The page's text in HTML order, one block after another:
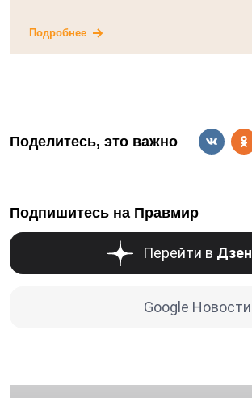
Подробнее
Поделитесь, это важно
Подпишитесь на Правмир
Перейти в Дзен
Google Новости